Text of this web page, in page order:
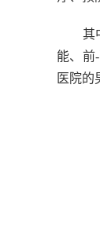
其中
能、前
医院的